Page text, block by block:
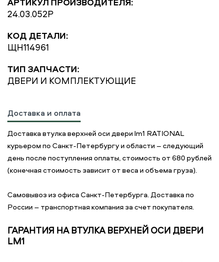
24.03.052P
КОД ДЕТАЛИ:
ЩН114961
ТИП ЗАПЧАСТИ:
ДВЕРИ И КОМПЛЕКТУЮЩИЕ
Доставка и оплата
Доставка втулка верхней оси двери lm1 RATIONAL
курьером по Санкт-Петербургу и области – следующий
день после поступления оплаты, стоимость от 680 рублей
(конечная стоимость зависит от веса и объема груза).
Самовывоз из офиса Санкт-Петербурга. Доставка по
России – транспортная компания за счет покупателя.
ГАРАНТИЯ НА ВТУЛКА ВЕРХНЕЙ ОСИ ДВЕРИ
LM1